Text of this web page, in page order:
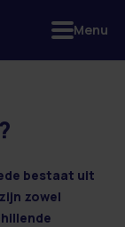
bestaat uit
zowel
Menu